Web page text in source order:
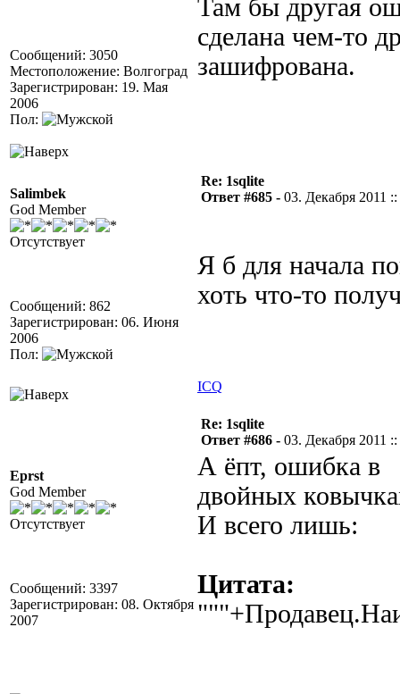
Сообщений: 3050
Местоположение: Волгоград
Зарегистрирован: 19. Мая
2006
Пол:
Там бы другая
сделана чем-то
зашифрована.
Salimbek
God Member
Отсутствует
Сообщений: 862
Зарегистрирован: 06. Июня
2006
Пол:
Re: 1sqlite
Ответ #685 - 03. Декабря 2011
Я б для начала
хоть что-то
ICQ
Eprst
God Member
Отсутствует
Сообщений: 3397
Зарегистрирован: 08. Октября
2007
Re: 1sqlite
Ответ #686 - 03. Декабря 2011
А ёпт, ошибка в
двойных
И всего лишь:
Цитата: